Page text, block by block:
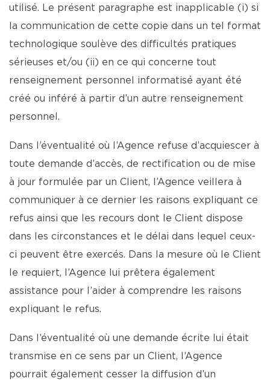
utilisé. Le présent paragraphe est inapplicable (i) si
la communication de cette copie dans un tel format
technologique soulève des difficultés pratiques
sérieuses et/ou (ii) en ce qui concerne tout
renseignement personnel informatisé ayant été
créé ou inféré à partir d’un autre renseignement
personnel.
Dans l’éventualité où l’Agence refuse d’acquiescer à
toute demande d’accès, de rectification ou de mise
à jour formulée par un Client, l’Agence veillera à
communiquer à ce dernier les raisons expliquant ce
refus ainsi que les recours dont le Client dispose
dans les circonstances et le délai dans lequel ceux-
ci peuvent être exercés. Dans la mesure où le Client
le requiert, l’Agence lui prêtera également
assistance pour l’aider à comprendre les raisons
expliquant le refus.
Dans l’éventualité où une demande écrite lui était
transmise en ce sens par un Client, l’Agence
pourrait également cesser la diffusion d’un